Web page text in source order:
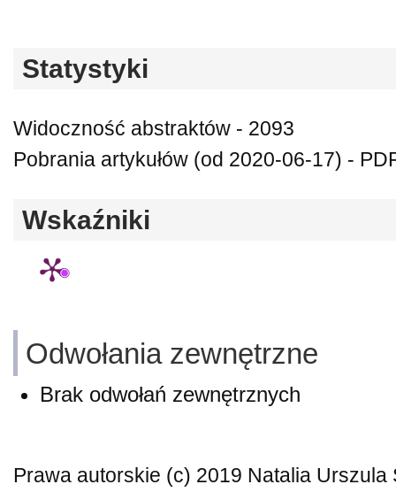
Statystyki
Widoczność abstraktów - 2093
Pobrania artykułów (od 2020-06-17) -
Wskaźniki
Odwołania zewnętrzne
Brak odwołań zewnętrznych
Prawa autorskie (c) 2019 Natalia Urszula